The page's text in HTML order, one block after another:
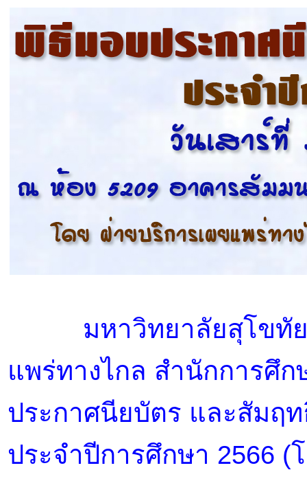
มหาวิทยาลัยสุโขทัยธ
แพร่ทางไกล สำนักการศึ
ประกาศนียบัตร และสัมฤ
ประจำปีการศึกษา 2566